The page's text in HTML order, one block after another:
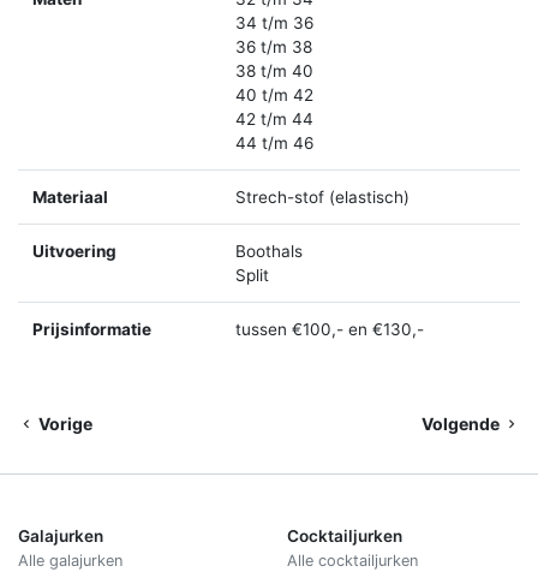
34 t/m 36
36 t/m 38
38 t/m 40
40 t/m 42
42 t/m 44
44 t/m 46
Materiaal Strech-stof (elastisch)
Uitvoering
Boothals
Split
Prijsinformatie tussen €100,- en €130,-
Vorige Volgende
Galajurken
Alle galajurken
Cocktailjurken
Alle cocktailjurken